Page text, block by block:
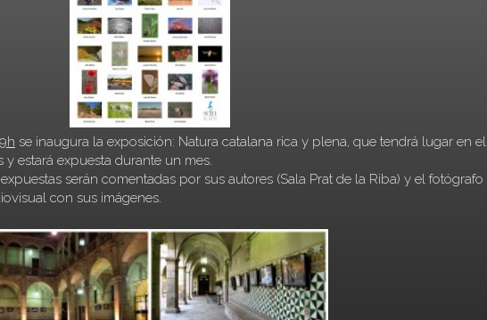
se inaugura la exposición: Natura catalana rica y plena, que tendrá lugar en el
y estará expuesta durante un mes.
serán comentadas por sus autores (Sala Prat de la Riba) y el fotógrafo
con sus imágenes.